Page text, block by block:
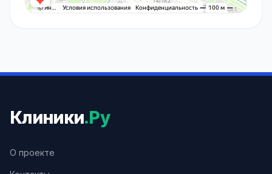
Клиники.Ру
О проекте